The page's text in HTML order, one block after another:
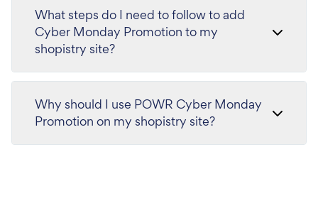
What steps do I need to follow to add
Cyber Monday Promotion to my
shopistry site?
Why should I use POWR Cyber Monday
Promotion on my shopistry site?